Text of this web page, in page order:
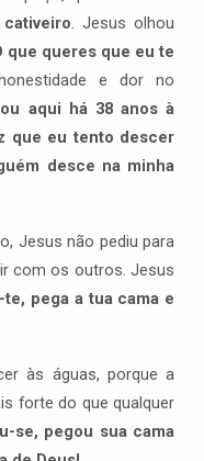
. Jesus olhou
que queres que eu te
e dor no
aqui há 38 anos à
que eu tento descer
desce na minha
Jesus não pediu para
com os outros. Jesus
te, pega a tua cama e
às águas, porque a
forte do que qualquer
se, pegou sua cama